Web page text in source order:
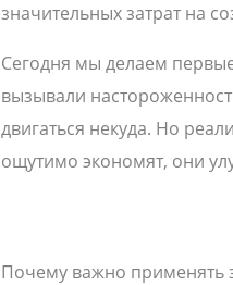
значительных затрат на
Сегодня мы делаем
вызывали
двигаться некуда. Но
ощутимо экономят, они
Почему важно применять